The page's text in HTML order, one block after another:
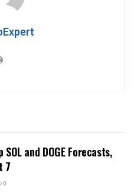
and DOGE Forecasts,
7
0